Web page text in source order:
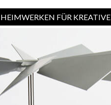
HEIMWERKEN FÜR KREATIVE